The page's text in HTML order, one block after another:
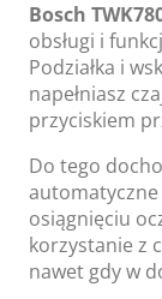
Bosch
obsługi i
Podziałka i
napełniasz
przyciskiem
Do tego
automatyczne
osiągnięciu
korzystanie z
nawet gdy w